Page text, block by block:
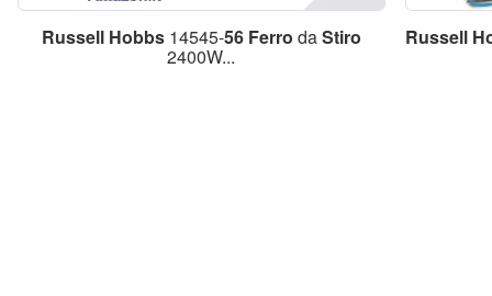
Russell Hobbs14545-56 Ferro daStiro
2400W...
Russell